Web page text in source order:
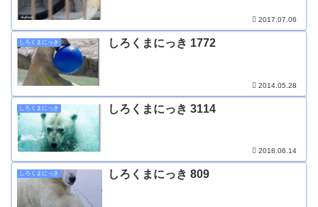
2017.07.06
しろくまにっき しろくまにっき 1772
2014.05.28
しろくまにっき しろくまにっき 3114
2018.06.14
しろくまにっき しろくまにっき 809